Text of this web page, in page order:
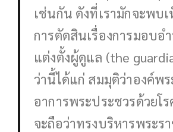
เช่นกัน ดังที่เรามักจะพบ
การตัดสินเรื่องการมอบอ
แต่งตั้งผู้ดูแล (the
ว่านี้ได้แก่ สมมุติว่าองค์พ
อาการพระประชวรด้วยโ
จะถือว่าทรงบริหารพระร